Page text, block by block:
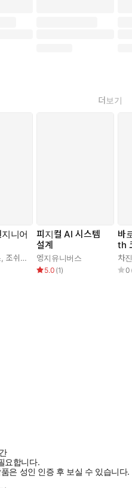
더보기
니어
, 조쉬(김승권)
피지컬 AI 시스템
설계
엥지유니버스
5.0 (1)
바
th
로
차
0
요합니다.
은 성인 인증 후 보실 수 있습니다.